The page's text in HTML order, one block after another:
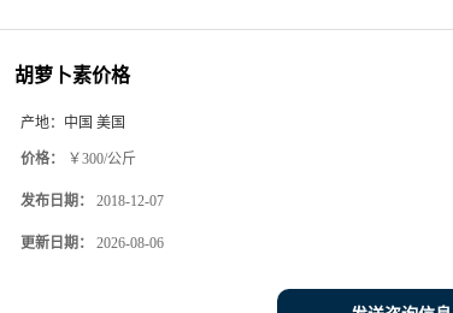
胡萝卜素价格
产地： 中国 美国
价格： ￥300/公斤
发布日期： 2018-12-07
更新日期： 2026-08-06